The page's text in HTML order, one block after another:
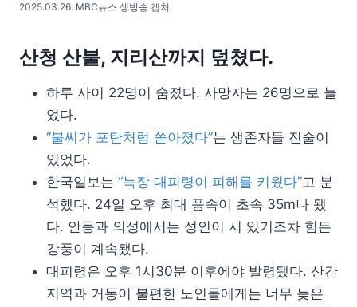
2025.03.26. MBC뉴스 생방송 캡처.
산청 산불, 지리산까지 덮쳤다.
하루 사이 22명이 숨졌다. 사망자는 26명으로 늘
었다.
“불씨가 포탄처럼 쏟아졌다”는 생존자들 진술이
있었다.
한국일보는 “늑장 대피령이 피해를 키웠다”고 분
석했다. 24일 오후 최대 풍속이 초속 35m나 됐
다. 안동과 의성에서는 성인이 서 있기조차 힘든
강풍이 계속됐다.
대피령은 오후 1시30분 이후에야 발령됐다. 산간
지역과 거동이 불편한 노인들에게는 너무 늦은